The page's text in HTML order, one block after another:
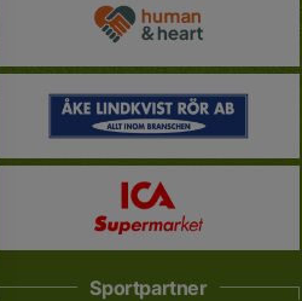
Sportpartner